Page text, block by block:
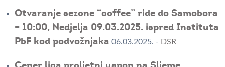
Otvaranje sezone “coffee” ride do Samobora
– 10:00, Nedjelja 09.03.2025. ispred Instituta
PbF kod podvožnjaka 06.03.2025. - DSR